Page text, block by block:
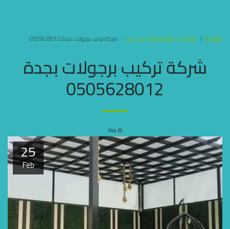
الرئيسية مظلات حدائق وسيارات في جده شركة تركيب برجولات بجدة 0505628012
شركة تركيب برجولات بجدة
0505628012
Feb
25
Feb